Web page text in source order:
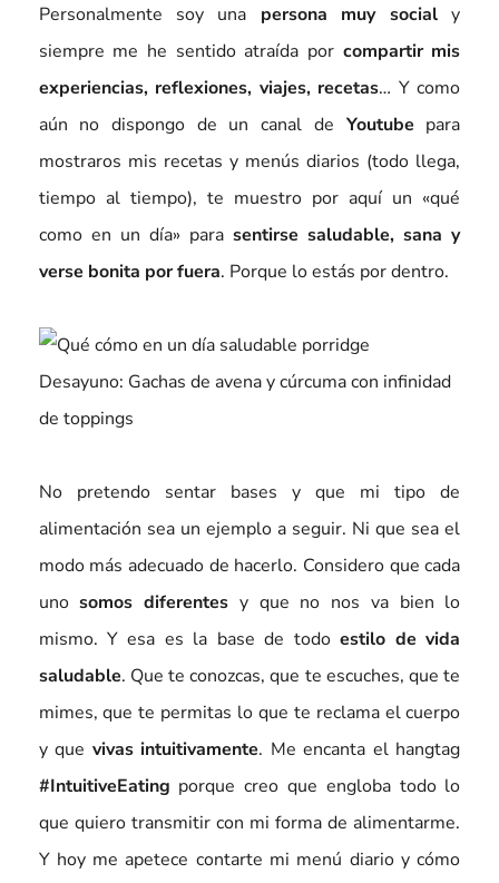
Personalmente soy una persona muy social y
siempre me he sentido atraída por compartir mis
experiencias, reflexiones, viajes, recetas… Y como
aún no dispongo de un canal de Youtube para
mostraros mis recetas y menús diarios (todo llega,
tiempo al tiempo), te muestro por aquí un «qué
como en un día» parasentirse saludable, sana y
verse bonita por fuera. Porque lo estás por dentro.
Desayuno: Gachas de avena y cúrcuma con infinidad
de toppings
No pretendo sentar bases y que mi tipo de
alimentación sea un ejemplo a seguir. Ni que sea el
modo más adecuado de hacerlo. Considero que cada
unosomos diferentes y que no nos va bien lo
mismo. Y esa es la base de todo estilo de vida
saludable. Que te conozcas, que te escuches, que te
mimes, que te permitas lo que te reclama el cuerpo
y que vivas intuitivamente. Me encanta el hangtag
#IntuitiveEating porque creo que engloba todo lo
que quiero transmitir con mi forma de alimentarme.
Y hoy me apetece contarte mi menú diario y cómo